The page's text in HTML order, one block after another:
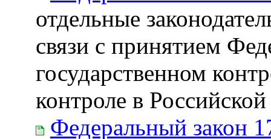
отдельные
связи с принятием
государственном
контроле в
Федеральный закон